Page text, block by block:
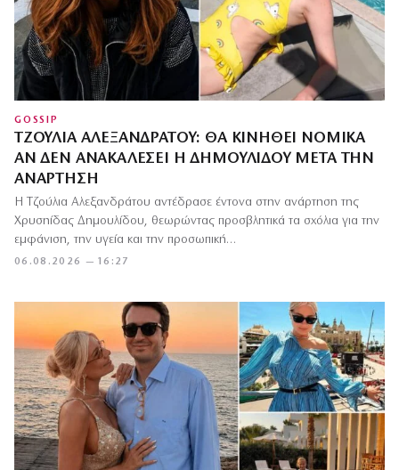
GOSSIP
ΤΖΟΎΛΙΑ ΑΛΕΞΑΝΔΡΆΤΟΥ: ΘΑ ΚΙΝΗΘΕΊ ΝΟΜΙΚΆ
ΑΝ ΔΕΝ ΑΝΑΚΑΛΈΣΕΙ Η ΔΗΜΟΥΛΊΔΟΥ ΜΕΤΆ ΤΗΝ
ΑΝΆΡΤΗΣΗ
06.08.2026 — 16:27
Η Τζούλια Αλεξανδράτου αντέδρασε έντονα στην ανάρτηση της
Χρυσηίδας Δημουλίδου, θεωρώντας προσβλητικά τα σχόλια για την
εμφάνιση, την υγεία και την προσωπική…